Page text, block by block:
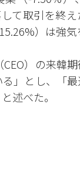
て取引を終え
）は強気
）の来韓
」とし、「
述べた。